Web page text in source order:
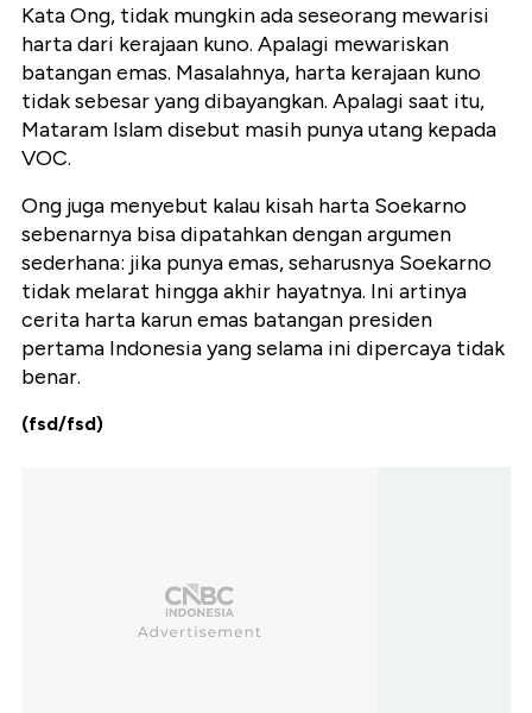
Kata Ong, tidak mungkin ada seseorang mewarisi
harta dari kerajaan kuno. Apalagi mewariskan
batangan emas. Masalahnya, harta kerajaan kuno
tidak sebesar yang dibayangkan. Apalagi saat itu,
Mataram Islam disebut masih punya utang kepada
VOC.
Ong juga menyebut kalau kisah harta Soekarno
sebenarnya bisa dipatahkan dengan argumen
sederhana: jika punya emas, seharusnya Soekarno
tidak melarat hingga akhir hayatnya. Ini artinya
cerita harta karun emas batangan presiden
pertama Indonesia yang selama ini dipercaya tidak
benar.
(fsd/fsd)